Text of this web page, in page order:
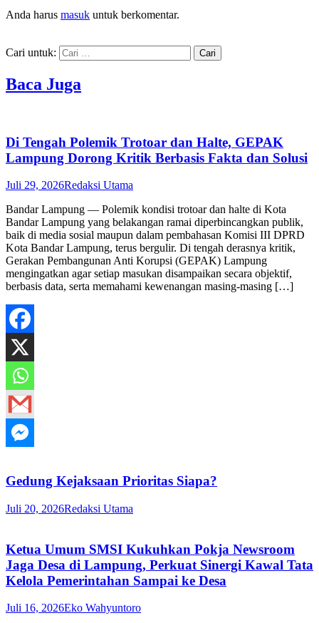
Anda harus masuk untuk berkomentar.
Cari untuk:
Baca Juga
Di Tengah Polemik Trotoar dan Halte, GEPAK
Lampung Dorong Kritik Berbasis Fakta dan Solusi
Juli 29, 2026Redaksi Utama
Bandar Lampung — Polemik kondisi trotoar dan halte di Kota
Bandar Lampung yang belakangan ramai diperbincangkan publik,
baik di media sosial maupun dalam pembahasan Komisi III DPRD
Kota Bandar Lampung, terus bergulir. Di tengah derasnya kritik,
Gerakan Pembangunan Anti Korupsi (GEPAK) Lampung
mengingatkan agar setiap masukan disampaikan secara objektif,
berbasis data, serta memahami kewenangan masing-masing […]
Gedung Kejaksaan Prioritas Siapa?
Juli 20, 2026Redaksi Utama
Ketua Umum SMSI Kukuhkan Pokja Newsroom
Jaga Desa di Lampung, Perkuat Sinergi Kawal Tata
Kelola Pemerintahan Sampai ke Desa
Juli 16, 2026Eko Wahyuntoro